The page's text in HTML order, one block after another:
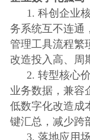
1. 科创企业
务系统互不连通
管理工具流程繁
改造投入高、周
2. 转型核心
业务数据，兼容
低数字化改造成
键汇总，减少跨
3. 落地应用